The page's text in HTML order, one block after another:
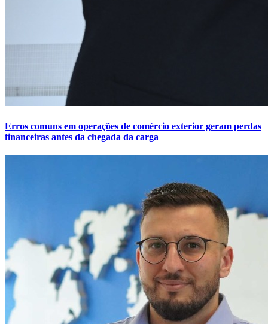
Erros comuns em operações de comércio exterior geram perdas
financeiras antes da chegada da carga